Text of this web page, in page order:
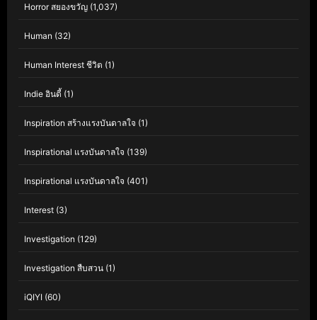
Horror สยองขวัญ (1,037)
Human (32)
Human Interest ชีวิต (1)
Indie อินดี้ (1)
Inspiration สร้างแรงบันดาลใจ (1)
Inspirational แรงบันดาลใจ (139)
Inspirational แรงบันดาลใจ (401)
Interest (3)
Investigation (129)
Investigation สืบสวน (1)
iQIYI (60)